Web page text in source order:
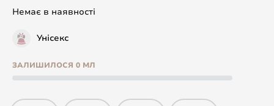
Немає в наявності
Унісекс
ЗАЛИШИЛОСЯ 0 МЛ